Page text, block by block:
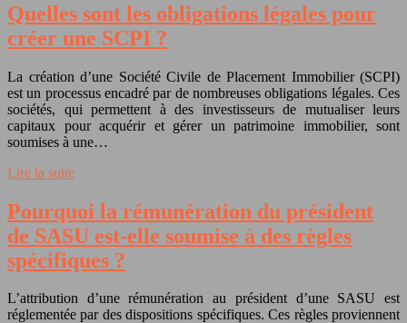
Quelles sont les obligations légales pour
créer une SCPI ?
La création d’une Société Civile de Placement Immobilier (SCPI)
est un processus encadré par de nombreuses obligations légales. Ces
sociétés, qui permettent à des investisseurs de mutualiser leurs
capitaux pour acquérir et gérer un patrimoine immobilier, sont
soumises à une…
Lire la suite
Pourquoi la rémunération du président
de SASU est-elle soumise à des règles
spécifiques ?
L’attribution d’une rémunération au président d’une SASU est
réglementée par des dispositions spécifiques. Ces règles proviennent